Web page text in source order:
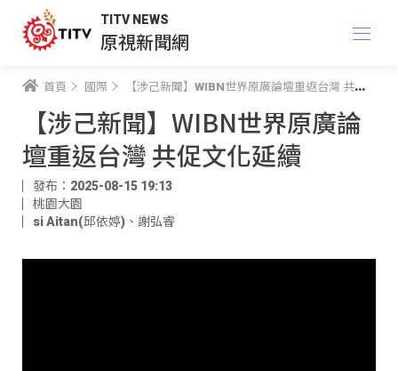
TITV NEWS
原視新聞網
首頁 國際 【涉己新聞】WIBN世界原廣論壇重返台灣 共促文化延續
【涉己新聞】WIBN世界原廣論
壇重返台灣 共促文化延續
發布：2025-08-15 19:13
桃園大園
si Aitan(邱依婷) 、 謝弘睿